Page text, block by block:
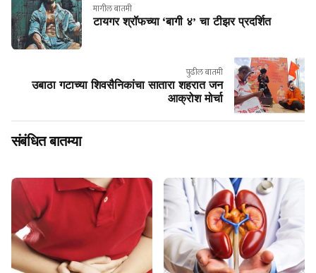
मागील बातमी
टायगर श्रॉफच्या ‘बागी ४’ चा टीझर प्रदर्शित
पुढील बातमी
उबाठा गटाच्या शिवसैनिकांचा सातारा शहरात जन
आक्रोश मोर्चा
संबंधित बातम्या